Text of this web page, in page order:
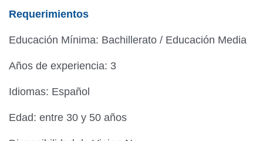
Requerimientos
Educación Mínima: Bachillerato / Educación Media
Años de experiencia: 3
Idiomas: Español
Edad: entre 30 y 50 años